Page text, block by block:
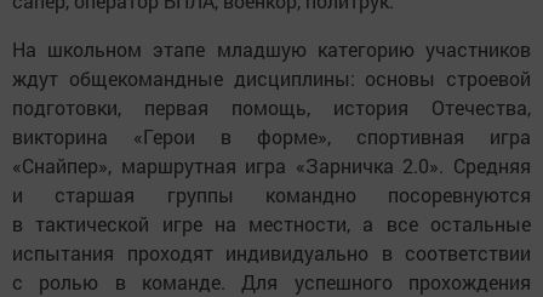
На школьном этапе младшую категорию участников
ждут общекомандные дисциплины: основы строевой
подготовки, первая помощь, история Отечества,
викторина «Герои в форме», спортивная игра
«Снайпер», маршрутная игра «Зарничка 2.0». Средняя
и старшая группы командно посоревнуются
в тактической игре на местности, а все остальные
испытания проходят индивидуально в соответствии
с ролью в команде. Для успешного прохождения